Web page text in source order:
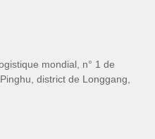
mondial, n° 1 de
district de Longgang,